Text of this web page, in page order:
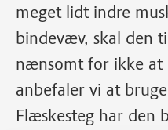
meget lidt indre
bindevæv, skal den
nænsomt for ikke at
anbefaler vi at
Flæskesteg har den